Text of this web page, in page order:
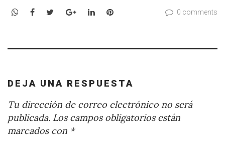
WhatsApp
Facebook
TwitterGoogle+LinkedInPinterest 0 comments
DEJA UNA RESPUESTA
Tu dirección de correo electrónico no será
publicada. Los campos obligatorios están
marcados con *